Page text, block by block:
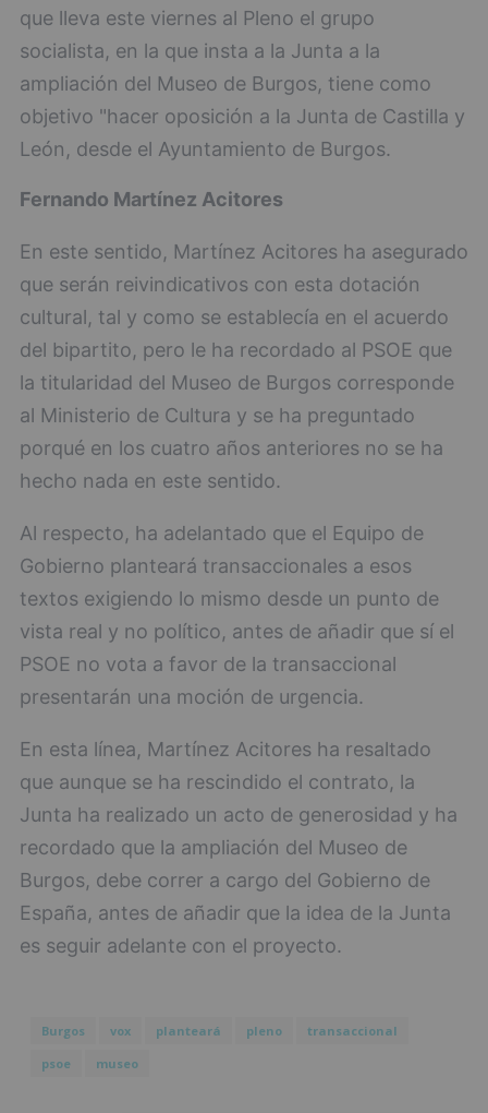
que lleva este viernes al Pleno el grupo
socialista, en la que insta a la Junta a la
ampliación del Museo de Burgos, tiene como
objetivo "hacer oposición a la Junta de Castilla y
León, desde el Ayuntamiento de Burgos.
Fernando Martínez Acitores
En este sentido, Martínez Acitores ha asegurado
que serán reivindicativos con esta dotación
cultural, tal y como se establecía en el acuerdo
del bipartito, pero le ha recordado al PSOE que
la titularidad del Museo de Burgos corresponde
al Ministerio de Cultura y se ha preguntado
porqué en los cuatro años anteriores no se ha
hecho nada en este sentido.
Al respecto, ha adelantado que el Equipo de
Gobierno planteará transaccionales a esos
textos exigiendo lo mismo desde un punto de
vista real y no político, antes de añadir que sí el
PSOE no vota a favor de la transaccional
presentarán una moción de urgencia.
En esta línea, Martínez Acitores ha resaltado
que aunque se ha rescindido el contrato, la
Junta ha realizado un acto de generosidad y ha
recordado que la ampliación del Museo de
Burgos, debe correr a cargo del Gobierno de
España, antes de añadir que la idea de la Junta
es seguir adelante con el proyecto.
Burgos vox planteará pleno
transaccional
psoe
museo